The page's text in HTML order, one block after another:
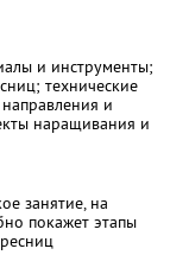
и инструменты;
технические
и
наращивания и
занятие, на
покажет этапы